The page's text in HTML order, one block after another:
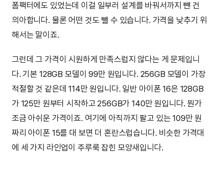
폼팩터에도 있었는데 이걸 일부러 설계를 바꿔서까지 뺀 건
의아합니다. 물론 어떤 것도 뺄 수 있습니다. 가격을 낮추기 위
해서는 말이죠.
그런데 그 가격이 시원하게 만족스럽지 않다는 게 문제입니
다. 기본 128GB 모델이 99만 원입니다. 256GB 모델이 가장
적절할 것 같은데 114만 원입니다. 일반 아이폰 16은 128GB
가 125만 원부터 시작하고 256GB가 140만 원입니다. 뭔가
조금 아쉬운 가격이죠. 여기에 아직까지 팔고 있는 109만 원
짜리 아이폰 15를 대 보면 더 혼란스럽습니다. 비슷한 가격대
에 세 가지 라인업이 주루룩 잡힌 모양새입니다.